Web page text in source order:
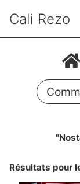
Cali Rezo
Résultats pour